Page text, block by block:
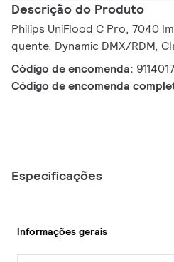
Descrição do Produto
Philips UniFlood C Pro, 7040
quente, Dynamic DMX/RDM,
Código de encomenda:
Código de encomenda
Especificações
Informações gerais